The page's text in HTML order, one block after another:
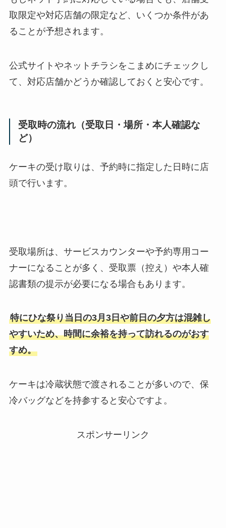
取限定や対応店舗の限定など、いくつか条件があ
ることが予想されます。
公式サイトやネットチラシをこまめにチェックし
て、対応店舗かどうか確認しておくと安心です。
受取時の流れ（受取日・場所・本人確認な
ど）
ケーキの受け取りは、予約時に指定した日時に店
頭で行います。
受取場所は、サービスカウンターや予約専用コー
ナーになることが多く、受取票（控え）や本人確
認書類の提示が必要になる場合もあります。
特にひな祭り当日の3月3日や前日の夕方は混雑し
やすいため、時間に余裕を持って訪れるのがおす
すめ。
ケーキは冷蔵状態で渡されることが多いので、保
冷バッグなどを持参すると安心ですよ。
スポンサーリンク